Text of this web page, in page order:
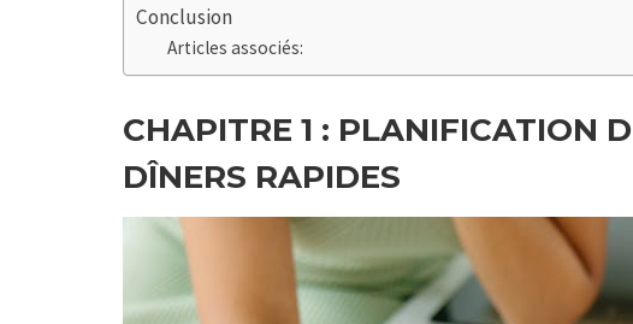
Conclusion
Articles associés:
CHAPITRE 1 : PLANIFICATION
DÎNERS RAPIDES